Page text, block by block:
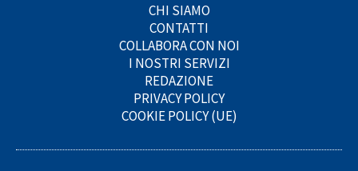
CHI SIAMO
CONTATTI
COLLABORA CON NOI
I NOSTRI SERVIZI
REDAZIONE
PRIVACY POLICY
COOKIE POLICY (UE)